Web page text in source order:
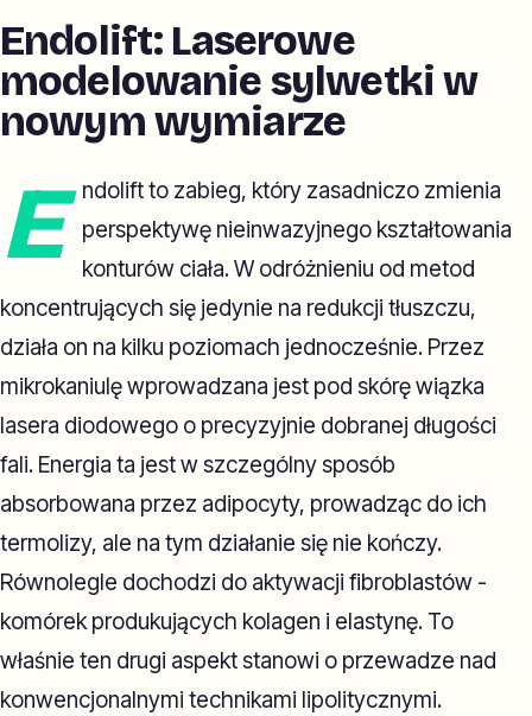
Endolift: Laserowe
modelowanie sylwetki w
nowym wymiarze
E
ndolift to zabieg, który zasadniczo zmienia
perspektywę nieinwazyjnego kształtowania
konturów ciała. W odróżnieniu od metod
koncentrujących się jedynie na redukcji tłuszczu,
działa on na kilku poziomach jednocześnie. Przez
mikrokaniulę wprowadzana jest pod skórę wiązka
lasera diodowego o precyzyjnie dobranej długości
fali. Energia ta jest w szczególny sposób
absorbowana przez adipocyty, prowadząc do ich
termolizy, ale na tym działanie się nie kończy.
Równolegle dochodzi do aktywacji fibroblastów -
komórek produkujących kolagen i elastynę. To
właśnie ten drugi aspekt stanowi o przewadze nad
konwencjonalnymi technikami lipolitycznymi.